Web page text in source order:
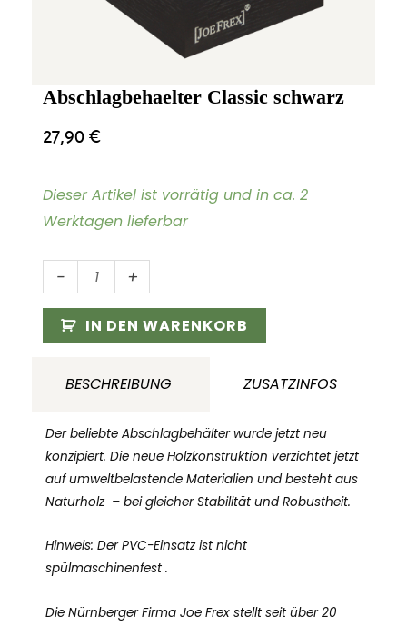
Abschlagbehaelter Classic schwarz
27,90€
Dieser Artikel ist vorrätig und in ca. 2
Werktagen lieferbar
-
Abschlagbehaelter
Classic
schwarz
+
IN DEN WARENKORB
BESCHREIBUNG ZUSATZINFOS
Der beliebte Abschlagbehälter wurde jetzt neu
konzipiert. Die neue Holzkonstruktion verzichtet jetzt
auf umweltbelastende Materialien und besteht aus
Naturholz – bei gleicher Stabilität und Robustheit.
Hinweis: Der PVC-Einsatz ist nicht
spülmaschinenfest .
Die Nürnberger Firma Joe Frex stellt seit über 20